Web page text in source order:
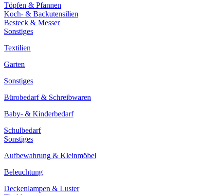
Töpfen & Pfannen
Koch- & Backutensilien
Besteck & Messer
Sonstiges
Textilien
Garten
Sonstiges
Bürobedarf & Schreibwaren
Baby- & Kinderbedarf
Schulbedarf
Sonstiges
Aufbewahrung & Kleinmöbel
Beleuchtung
Deckenlampen & Luster